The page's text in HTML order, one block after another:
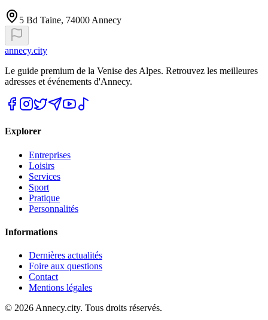
5 Bd Taine, 74000 Annecy
annecy.city
Le guide premium de la Venise des Alpes. Retrouvez les meilleures
adresses et événements d'Annecy.
Explorer
Entreprises
Loisirs
Services
Sport
Pratique
Personnalités
Informations
Dernières actualités
Foire aux questions
Contact
Mentions légales
© 2026 Annecy.city. Tous droits réservés.